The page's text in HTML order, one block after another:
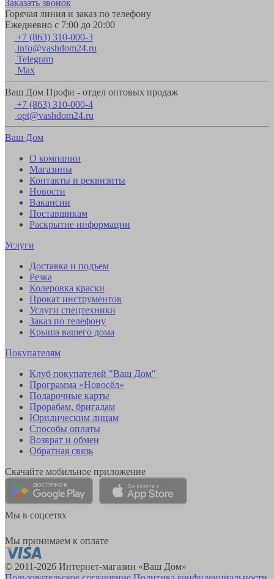
Заказать звонок
Горячая линия и заказ по телефону
Ежедневно с 7:00 до 20:00
+7 (863) 310-000-3
info@vashdom24.ru
Telegram
Max
Ваш Дом Профи - отдел оптовых продаж
+7 (863) 310-000-4
opt@vashdom24.ru
Ваш Дом
О компании
Магазины
Контакты и реквизиты
Новости
Вакансии
Поставщикам
Раскрытие информации
Услуги
Доставка и подъем
Резка
Колеровка краски
Прокат инструментов
Услуги спецтехники
Заказ по телефону
Крыша вашего дома
Покупателям
Клуб покупателей "Ваш Дом"
Программа «Новосёл»
Подарочные карты
Прорабам, бригадам
Юридическим лицам
Способы оплаты
Возврат и обмен
Обратная связь
Скачайте мобильное приложение
Мы в соцсетях
Мы принимаем к оплате
© 2011-2026 Интернет-магазин «Ваш Дом»